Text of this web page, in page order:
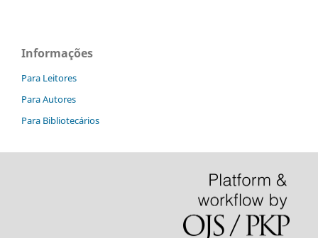
Informações
Para Leitores
Para Autores
Para Bibliotecários